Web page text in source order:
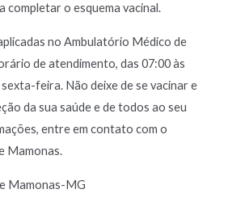
completar o esquema vacinal.
no Ambulatório Médico de
de atendimento, das 07:00 às
sexta-feira. Não deixe de se vacinar e
da sua saúde e de todos ao seu
entre em contato com o
Mamonas.
Mamonas-MG